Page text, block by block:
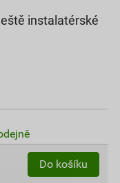
instalatérské
Do košíku